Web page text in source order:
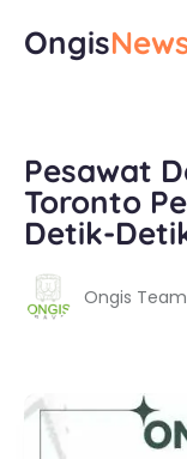
Ongis
Pesawat
Toronto
Detik-
Ongis Team